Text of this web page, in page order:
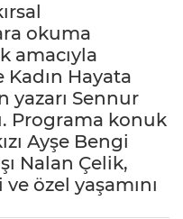
okuma
amacıyla
Hayata
yazarı Sennur
Programa konuk
Ayşe Bengi
Nalan Çelik,
özel yaşamını